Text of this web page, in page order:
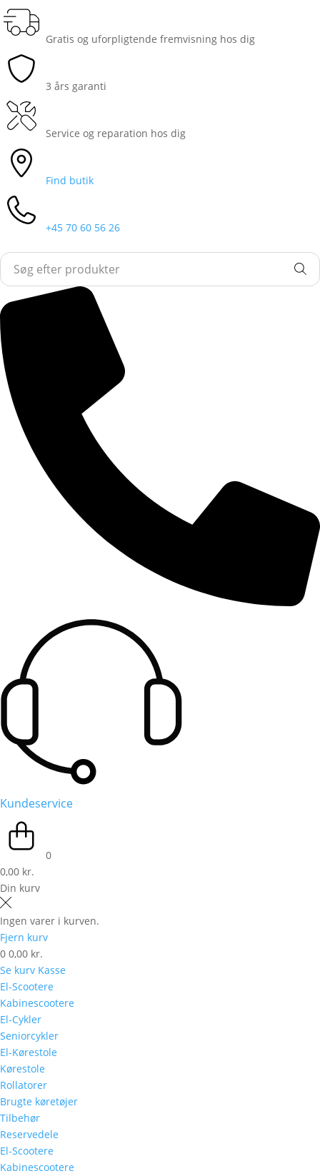
Gratis og uforpligtende fremvisning hos dig
3 års garanti
Service og reparation hos dig
Find butik
+45 70 60 56 26
Kundeservice
0
0,00 kr.
Din kurv
Ingen varer i kurven.
Fjern kurv
0 0,00 kr.
Se kurv Kasse
El-Scootere
Kabinescootere
El-Cykler
Seniorcykler
El-Kørestole
Kørestole
Rollatorer
Brugte køretøjer
Tilbehør
Reservedele
El-Scootere
Kabinescootere